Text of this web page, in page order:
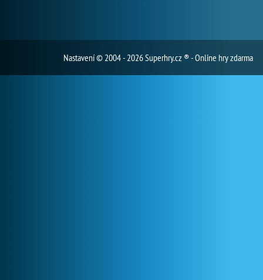
Nastavení© 2004 - 2026 Superhry.cz ® - Online hry zdarma